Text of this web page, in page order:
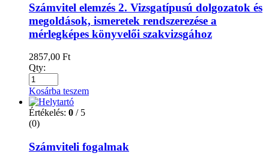
Számvitel elemzés 2. Vizsgatípusú dolgozatok és
megoldások, ismeretek rendszerezése a
mérlegképes könyvelői szakvizsgához
2857,00 Ft
Qty:
Kosárba teszem
Értékelés: 0 / 5
(0)
Számviteli fogalmak